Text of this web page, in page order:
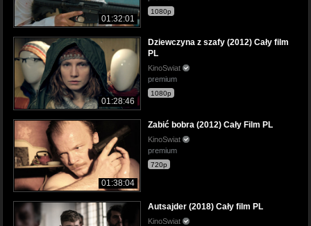
01:32:01
1080p
01:28:46
Dziewczyna z szafy (2012) Cały film
PL
KinoSwiat
premium
1080p
01:38:04
Zabić bobra (2012) Cały Film PL
KinoSwiat
premium
720p
Autsajder (2018) Cały film PL
KinoSwiat